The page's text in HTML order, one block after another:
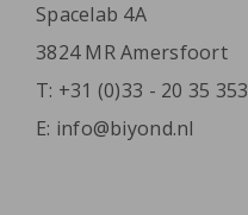
Spacelab 4A
3824 MR Amersfoort
T: +31 (0)33 - 20 35 353
E: info@biyond.nl